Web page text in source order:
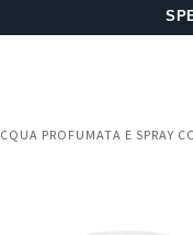
ACQUA PROFUMATA E SPRAY